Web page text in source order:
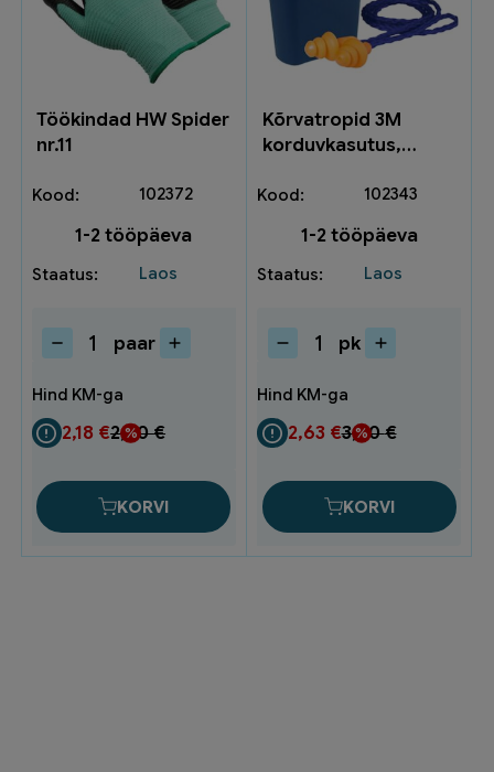
Töökindad HW Spider
nr.11
102372
1-2 tööpäeva
Laos
Töökindad
Spider
nr.11
kogus
paar
2,90€
2,18 €
KORVI
Kõrvatropid 3M
korduvkasutus,
102343
1-2 tööpäeva
Laos
Kõrvatropid
korduvkasutus,
nööriga
3M1271
kogus
pk
3,50€
2,63 €
KORVI